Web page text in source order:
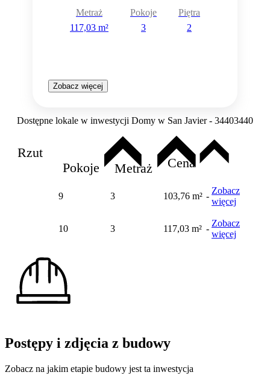
Metraż
117,03 m²
Pokoje
3
Piętra
2
Zobacz więcej
Dostępne lokale w inwestycji Domy w San Javier - 34403440
Rzut
Pokoje
Metraż Cena
9 3 103,76 m² -
Zobacz
więcej
10 3 117,03 m² -
Zobacz
więcej
Postępy i zdjęcia z budowy
Zobacz na jakim etapie budowy jest ta inwestycja